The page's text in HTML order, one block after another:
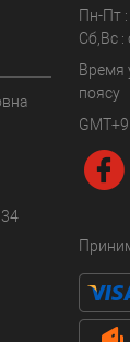
Пн-Пт
Сб,Вс :
Время
поясу
GMT+9